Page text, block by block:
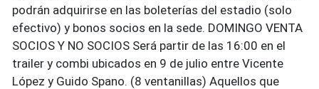
podrán adquirirse en las boleterías del estadio (solo
efectivo) y bonos socios en la sede. DOMINGO VENTA
SOCIOS Y NO SOCIOS Será partir de las 16:00 en el
trailer y combi ubicados en 9 de julio entre Vicente
López y Guido Spano. (8 ventanillas) Aquellos que